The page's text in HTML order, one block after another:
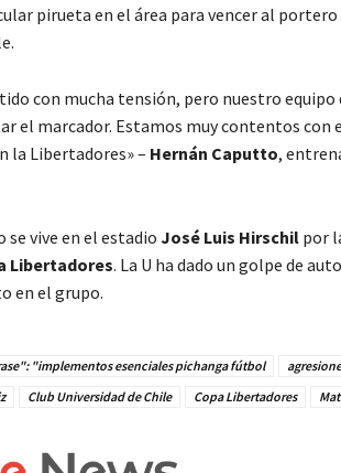
pirueta en el área para vencer al portero
con mucha tensión, pero nuestro
el marcador. Estamos muy contentos con
la Libertadores»– Hernán Caputto,
vive en el estadioJosé Luis Hirschilpor
Libertadores. La U ha dado un golpe de
en el grupo.
"implementos esenciales pichanga fútbol
Club Universidad de Chile Copa Libertadores